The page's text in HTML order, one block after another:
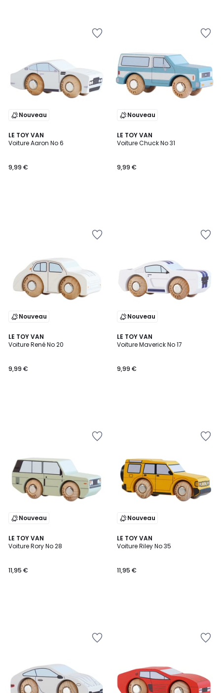
Nouveau
LE TOY VAN
Voiture Aaron No 6
9,99 €
Nouveau
LE TOY VAN
Voiture Chuck No 31
9,99 €
Nouveau
LE TOY VAN
Voiture René No 20
9,99 €
Nouveau
LE TOY VAN
Voiture Maverick No 17
9,99 €
Nouveau
LE TOY VAN
Voiture Rory No 28
11,95 €
Nouveau
LE TOY VAN
Voiture Riley No 35
11,95 €